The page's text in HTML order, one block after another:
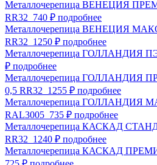
Металлочерепица ВЕНЕЦИЯ
RR32 740 ₽ подробнее
Металлочерепица ВЕНЕЦИЯ
RR32 1250 ₽ подробнее
Металлочерепица ГОЛЛАНДИЯ ПЭ
₽ подробнее
Металлочерепица ГОЛЛАНДИЯ
0,5 RR32 1255 ₽ подробнее
Металлочерепица ГОЛЛАНДИЯ
RAL3005 735 ₽ подробнее
Металлочерепица КАСКАД
RR32 1240 ₽ подробнее
Металлочерепица КАСКАД